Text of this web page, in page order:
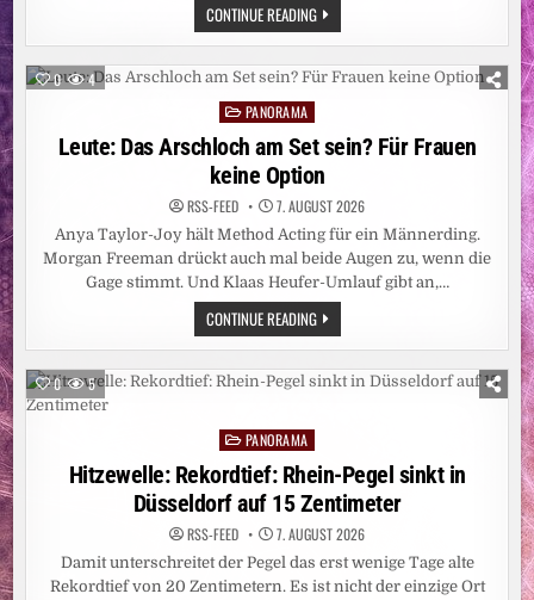
CONTINUE READINGSCHÜLERAUSTAUSCH:
PLÖTZLICH
VERSCHWAND
„SEXUELLE
BELÄSTIGUNG“
0 4
PostedPANORAMA
Leute: Das Arschloch am Set sein? Für Frauen
keine Option
RSS-FEED 7. AUGUST 2026
Anya Taylor-Joy hält Method Acting für ein Männerding.
Morgan Freeman drückt auch mal beide Augen zu, wenn die
Gage stimmt. Und Klaas Heufer-Umlauf gibt an,…
CONTINUE READINGLEUTE:
DAS
ARSCHLOCH
AM
SET
0 5
PostedPANORAMA
Hitzewelle: Rekordtief: Rhein-Pegel sinkt in
Düsseldorf auf 15 Zentimeter
RSS-FEED 7. AUGUST 2026
Damit unterschreitet der Pegel das erst wenige Tage alte
Rekordtief von 20 Zentimetern. Es ist nicht der einzige Ort